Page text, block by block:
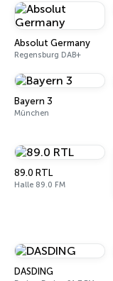
Absolut Germany
Regensburg DAB+
Bayern 3
München
89.0 RTL
Halle 89.0 FM
DASDING